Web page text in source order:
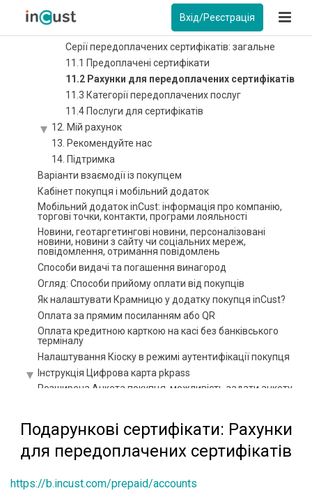
Вхід/Реєстрація
10. Подарункові сертифікати
11. Серії передоплачених сертифікатів
Серії передоплачених сертифікатів: загальне
11.1 Предоплачені сертифікати
11.2 Рахунки для передоплачених сертифікатів
11.3 Категорії передоплачених послуг
11.4 Послуги для сертифікатів
12. Мій рахунок
13. Рекомендуйте нас
14. Підтримка
Варіанти взаємодії із покупцем
Кабінет покупця і мобільний додаток
Мобільний додаток inCust: інформація про компанію,
торгові точки, контакти, програми лояльності
Новини, геотаргетингові новини, персоналізовані
новини, новини з сайту чи соціальних мереж,
повідомлення, отримання повідомлень
Способи видачі та погашення винагород
Огляд: Способи прийому оплати від покупців
Як налаштувати Крамницю у додатку покупця inCust?
Оплата за прямим посиланням або QR
Оплата кредитною карткою на касі без банківського
терміналу
Налаштування Кіоску в режимі аутентифікації покупця
Інструкція Цифрова карта pkpass
Розширена Анкета покупця, можливість задати анкету
Купони і сертифікати
Як організувати випуск квитків за допомогою inCust?
Використання корпоративних рахунків
Подарункові картки і їхні різновиди: як створювати,
Подарункові сертифікати: Рахунки
для передоплачених сертифікатів
https://b.incust.com/prepaid/accounts